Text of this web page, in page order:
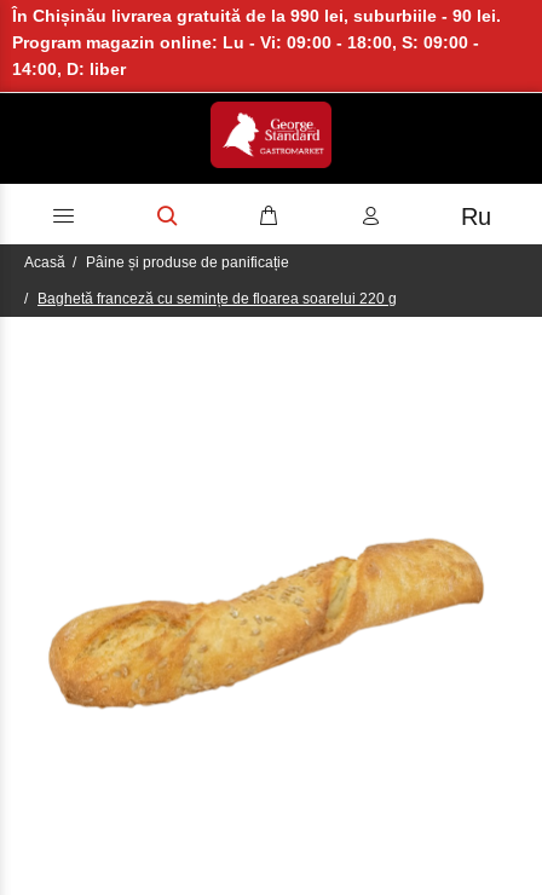
În Chișinău livrarea gratuită de la 990 lei, suburbiile - 90 lei.
Program magazin online: Lu - Vi: 09:00 - 18:00, S: 09:00 -
14:00, D: liber
Ru
Acasă Pâine și produse de panificație
Baghetă franceză cu semințe de floarea soarelui 220 g